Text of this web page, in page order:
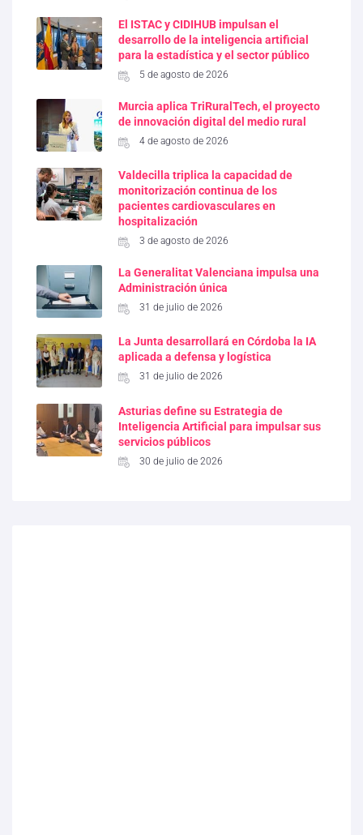
El ISTAC y CIDIHUB impulsan el
desarrollo de la inteligencia artificial
para la estadística y el sector público
5 de agosto de 2026
Murcia aplica TriRuralTech, el proyecto
de innovación digital del medio rural
4 de agosto de 2026
Valdecilla triplica la capacidad de
monitorización continua de los
pacientes cardiovasculares en
hospitalización
3 de agosto de 2026
La Generalitat Valenciana impulsa una
Administración única
31 de julio de 2026
La Junta desarrollará en Córdoba la IA
aplicada a defensa y logística
31 de julio de 2026
Asturias define su Estrategia de
Inteligencia Artificial para impulsar sus
servicios públicos
30 de julio de 2026